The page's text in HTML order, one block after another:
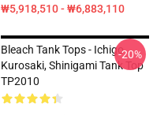
₩5,918,510 - ₩6,883,110
Bleach Tank Tops - Ichigo
Kurosaki, Shinigami Tank Top
TP2010
-20%